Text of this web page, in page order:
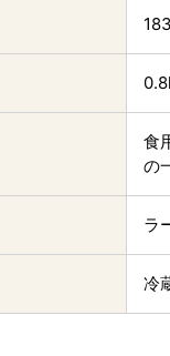
食
の
ラ
冷